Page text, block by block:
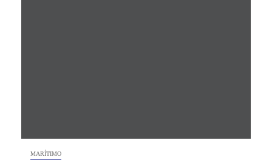
MARÍTIMO